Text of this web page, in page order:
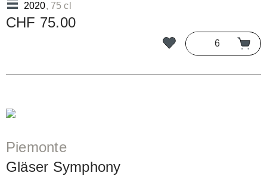
2020, 75 cl
CHF 75.00
Piemonte
Gläser Symphony